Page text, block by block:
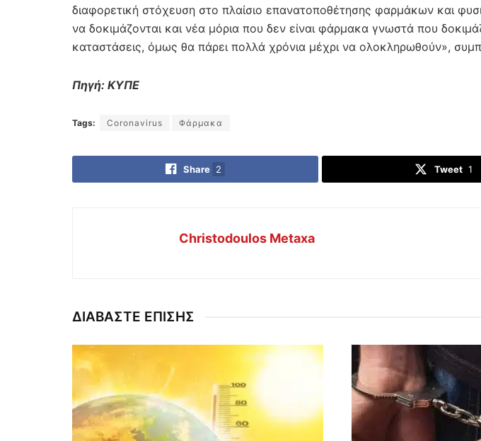
διαφορετική στόχευση στο πλαίσιο επανατοποθέτησης φαρμάκων και
να δοκιμάζονται και νέα μόρια που δεν είναι φάρμακα γνωστά που
καταστάσεις, όμως θα πάρει πολλά χρόνια μέχρι να ολοκληρωθούν»,
Πηγή: ΚΥΠΕ
Tags: Coronavirus Φάρμακα
Share 2 Tweet 1
Christodoulos Metaxa
ΔΙΑΒΑΣΤΕ ΕΠΙΣΗΣ